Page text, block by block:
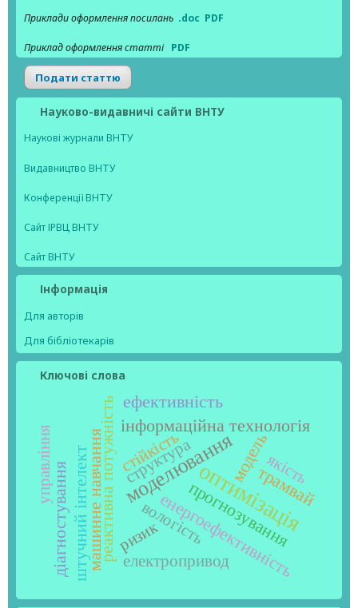
Приклади оформлення посилань .doc PDF
Приклад оформлення статті PDF
Подати статтю
Науково-видавничі сайти ВНТУ
Наукові журнали ВНТУ
Видавництво ВНТУ
Конференції ВНТУ
Сайт ІРВЦ ВНТУ
Сайт ВНТУ
Інформація
Для авторів
Для бібліотекарів
Ключові слова
оптимізація
моделювання
інформаційна технологія
реактивна потужність ефективність
машинне навчання модель
прогнозування
штучний інтелект енергоефективність
діагностування трамвай
вологість
ризик
управління
електропривод
структура
стійкість якість